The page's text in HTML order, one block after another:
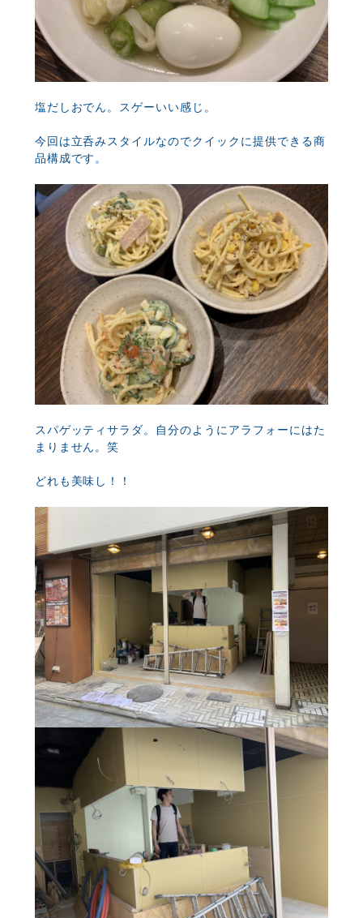
塩だしおでん。スゲーいい感じ。
今回は立呑みスタイルなのでクイックに提供できる商
品構成です。
スパゲッティサラダ。自分のようにアラフォーにはた
まりません。笑
どれも美味し！！